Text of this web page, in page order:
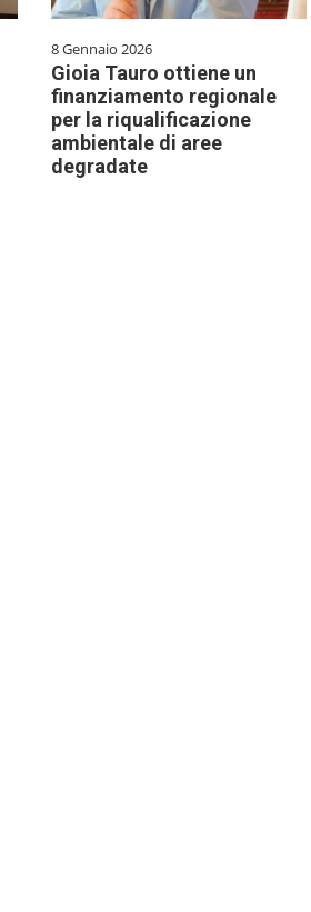
8 Gennaio 2026
Gioia Tauro ottiene un
finanziamento regionale
per la riqualificazione
ambientale di aree
degradate